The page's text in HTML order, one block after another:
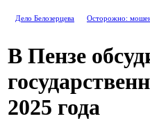
Дело Белозерцева Осторожно:
В Пензе
2025 года